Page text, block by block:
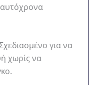
για να
χωρίς να